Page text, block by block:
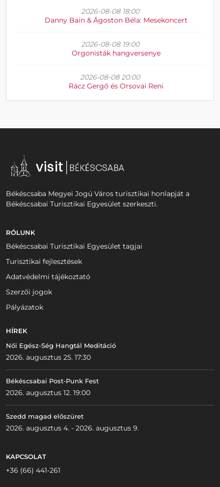
2026-08-08 18:00
Danny Bain & Ágoston Béla: Mesekoncert
2026-08-08 19:00
Orgonisták hangversenye
2026-08-08 20:00
Rácz Gergő és Orsovai Reni
Békéscsaba Megyei Jogú Város turisztikai honlapját a
Békéscsabai Turisztikai Egyesület szerkeszti.
RÓLUNK
Békéscsabai Turisztikai Egyesület tagjai
Turisztikai fejlesztések
Adatvédelmi tájékoztató
Szerzői jogok
Pályázatok
HÍREK
Női Egész-Ség Hangtál Meditáció
2026. augusztus 25. 17:30
Békéscsabai Post-Punk Fest
2026. augusztus 12. 19:00
Szedd magad előszüret
2026. augusztus 4. - 2026. augusztus 9.
KAPCSOLAT
+36 (66) 441-261